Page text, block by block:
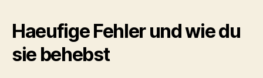
Haeufige Fehler und wie du
sie behebst